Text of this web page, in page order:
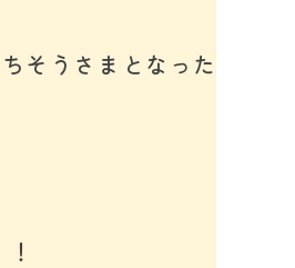
そうさまとなった